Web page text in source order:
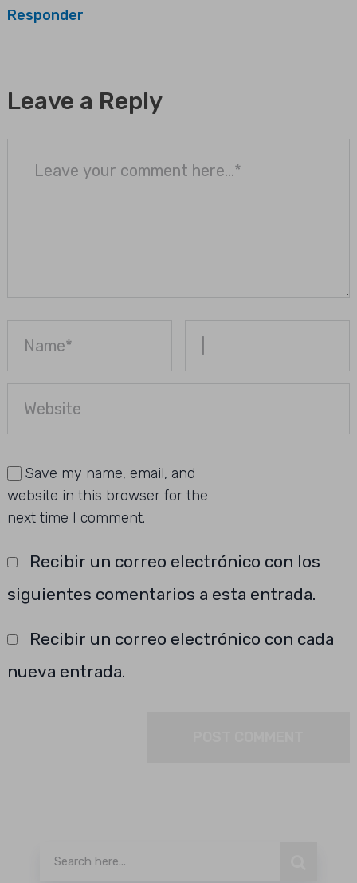
Responder
Leave a Reply
Save my name, email, and
website in this browser for the
next time I comment.
Recibir un correo electrónico con los
siguientes comentarios a esta entrada.
Recibir un correo electrónico con cada
nueva entrada.